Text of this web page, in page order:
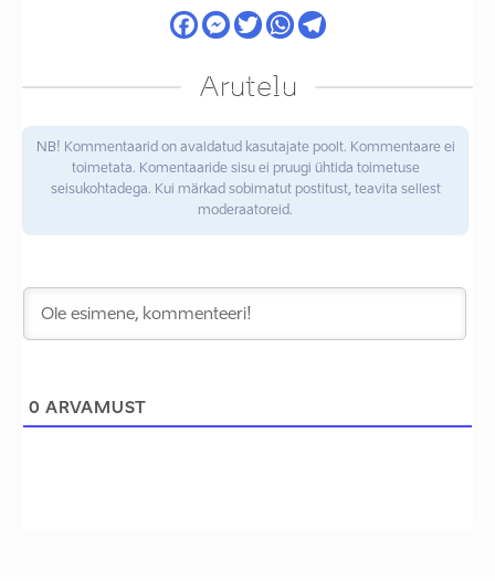
Arutelu
NB! Kommentaarid on avaldatud kasutajate poolt. Kommentaare ei
toimetata. Komentaaride sisu ei pruugi ühtida toimetuse
seisukohtadega. Kui märkad sobimatut postitust, teavita sellest
moderaatoreid.
0 ARVAMUST